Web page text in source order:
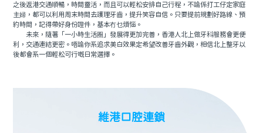
之後返港交通順暢，時間靈活，而且可以輕松安排自己行程，不論係打工仔定家庭
主婦，都可以利用周末時間去護理牙齒，提升笑容自信。只要提前規劃好路線、預
約時間，記得帶好身份證件，基本冇乜煩惱。
未來，隨著「一小時生活圈」發展得更加完善，香港人北上做牙科服務會更便
利，交通連結更密。唔論你系追求美白效果定希望改善牙齒外觀，相信北上整牙以
後都會系一個輕松可行嘅日常選擇。
維港口腔連鎖